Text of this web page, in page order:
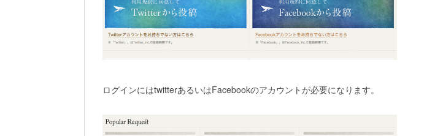
ログインにはtwitterあるいはFacebookのアカウントが必要になります。